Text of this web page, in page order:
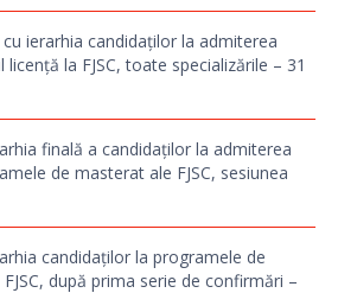
ierarhia candidaților la admiterea
licență la FJSC, toate specializările – 31
finală a candidaților la admiterea
de masterat ale FJSC, sesiunea
candidaților la programele de
după prima serie de confirmări –